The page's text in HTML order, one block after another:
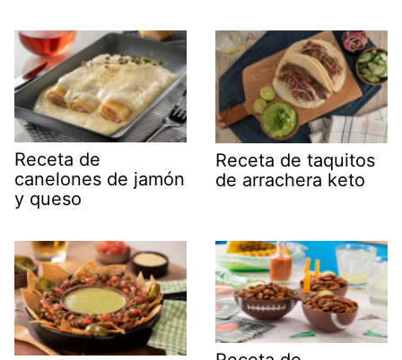
Receta de
canelones de jamón
y queso
Receta de taquitos
de arrachera keto